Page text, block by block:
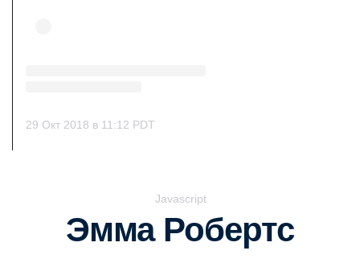
29 Окт 2018 в 11:12 PDT
Javascript
Эмма Робертс